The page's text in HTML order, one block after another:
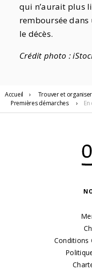
qui n’aurait plus
remboursée
le décès.
Crédit photo :
Accueil › Trouveret organiser
Premières démarches
›
Conditions